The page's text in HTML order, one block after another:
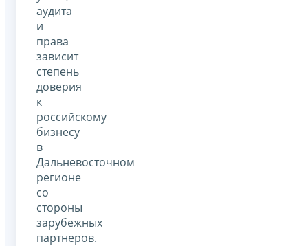
аудита
и
права
зависит
степень
доверия
к
российскому
бизнесу
в
Дальневосточном
регионе
со
стороны
зарубежных
партнеров.